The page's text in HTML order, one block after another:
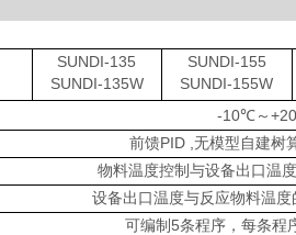
SUNDI-135
SUNDI-135W
SUNDI-155
SUNDI-155W
-10℃～
前馈PID ,无模型自建树
物料温度控制与设备出口温
设备出口温度与反应物料温
可编制5条程序，每条程